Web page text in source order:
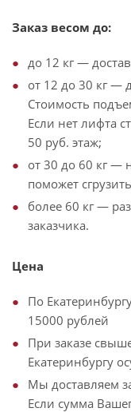
Заказ весом до:
до 12 кг —
от 12 до 30 кг —
Стоимость
Если нет лифта
50 руб. этаж;
от 30 до 60 кг —
поможет
более 60 кг —
заказчика.
Цена
По
15000 рублей
При заказе
Екатеринбургу
Мы доставляем
Если сумма